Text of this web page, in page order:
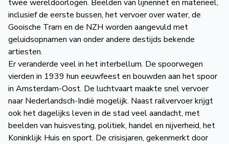
twee wereldoorlogen. Beelden van lijnennet en materieel,
inclusief de eerste bussen, het vervoer over water, de
Gooische Tram en de NZH worden aangevuld met
geluidsopnamen van onder andere destijds bekende
artiesten.
Er veranderde veel in het interbellum. De spoorwegen
vierden in 1939 hun eeuwfeest en bouwden aan het spoor
in Amsterdam-Oost. De luchtvaart maakte snel vervoer
naar Nederlandsch-Indië mogelijk. Naast railvervoer krijgt
ook het dagelijks leven in de stad veel aandacht, met
beelden van huisvesting, politiek, handel en nijverheid, het
Koninklijk Huis en sport. De crisisjaren, gekenmerkt door